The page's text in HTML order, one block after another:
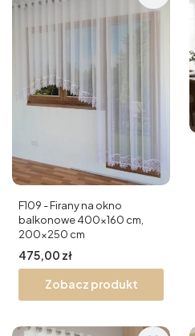
F109 - Firany na okno
balkonowe 400x160 cm,
200x250 cm
Cena
475,00 zł
Zobacz produkt